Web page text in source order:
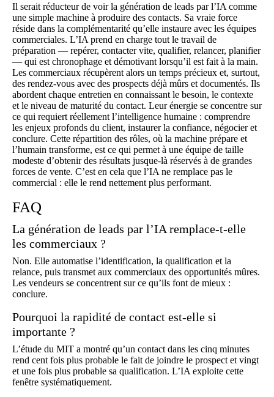
Il serait réducteur de voir la génération de leads par l’IA comme
une simple machine à produire des contacts. Sa vraie force
réside dans la complémentarité qu’elle instaure avec les équipes
commerciales. L’IA prend en charge tout le travail de
préparation — repérer, contacter vite, qualifier, relancer, planifier
— qui est chronophage et démotivant lorsqu’il est fait à la main.
Les commerciaux récupèrent alors un temps précieux et, surtout,
des rendez-vous avec des prospects déjà mûrs et documentés. Ils
abordent chaque entretien en connaissant le besoin, le contexte
et le niveau de maturité du contact. Leur énergie se concentre sur
ce qui requiert réellement l’intelligence humaine : comprendre
les enjeux profonds du client, instaurer la confiance, négocier et
conclure. Cette répartition des rôles, où la machine prépare et
l’humain transforme, est ce qui permet à une équipe de taille
modeste d’obtenir des résultats jusque-là réservés à de grandes
forces de vente. C’est en cela que l’IA ne remplace pas le
commercial : elle le rend nettement plus performant.
FAQ
La génération de leads par l’IA remplace-t-elle
les commerciaux ?
Non. Elle automatise l’identification, la qualification et la
relance, puis transmet aux commerciaux des opportunités mûres.
Les vendeurs se concentrent sur ce qu’ils font de mieux :
conclure.
Pourquoi la rapidité de contact est-elle si
importante ?
L’étude du MIT a montré qu’un contact dans les cinq minutes
rend cent fois plus probable le fait de joindre le prospect et vingt
et une fois plus probable sa qualification. L’IA exploite cette
fenêtre systématiquement.